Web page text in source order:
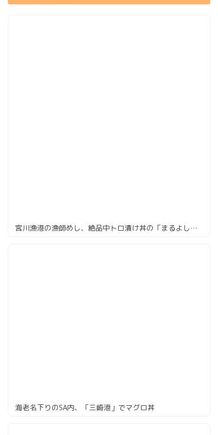
宮川漁港の漁師めし、絶品中トロ漬け丼の「まるよし食堂」
海老名下りのSA内、「三崎港」でマグロ丼